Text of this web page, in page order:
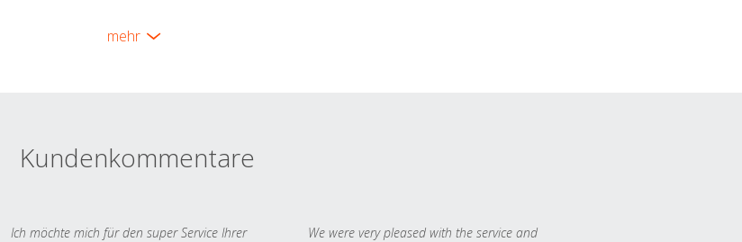
mehr
Kundenkommentare
Ich möchte mich für den super Service Ihrer
We were very pleased with the service and